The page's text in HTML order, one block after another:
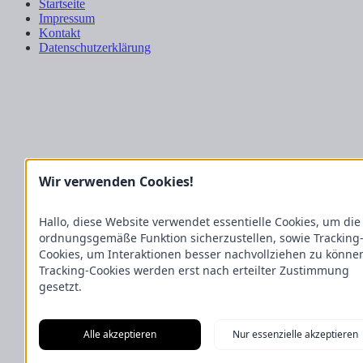
Startseite
Impressum
Kontakt
Datenschutzerklärung
Wir verwenden Cookies!
Hallo, diese Website verwendet essentielle Cookies, um die
ordnungsgemäße Funktion sicherzustellen, sowie Tracking-
Cookies, um Interaktionen besser nachvollziehen zu
Tracking-Cookies werden erst nach erteilter Zustimmung
gesetzt.
Alle akzeptieren Nur essenzielle akzeptieren